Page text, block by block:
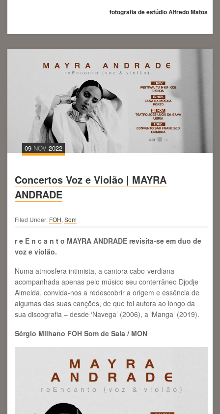
fotografia de estúdio Alfredo Matos
09 NOV 2022
Concertos Voz e Violão | MAYRA
ANDRADE
Filed Under: FOH, Som
r e E n c a n t o MAYRA ANDRADE revisita-se em duo de
voz e violão.
Numa atmosfera intimista, a cantora cabo-verdiana
acompanhada apenas pelo músico seu conterrâneo Djodje
Almeida, convida-nos a redescobrir a origem e essência de
algumas das suas canções, de que foi autora ao longo da
sua discografia – desde ‘Navega’ (2006), a ‘Manga’ (2019).
Sérgio Milhano FOH Som de Sala / MON